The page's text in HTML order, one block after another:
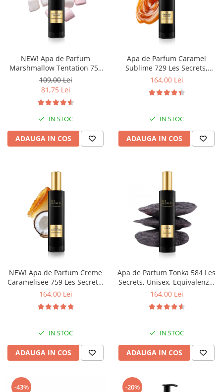
Ulei pentru barba
NEW! Apa de Parfum
Marshmallow Tentation 758
Les Secrets, Unisex, 50 ml,
Equivalenza
109,00 Lei
81,75 Lei
IN STOC
ADAUGA IN COS
Apa de Parfum Caramel
Sublime 729 Les Secrets,
Unisex, 100 ml, Equivalenza
164,00 Lei
IN STOC
ADAUGA IN COS
NEW! Apa de Parfum Creme
Caramelisee 759 Les Secrets,
Unisex, 100 ml, Equivalenza
164,00 Lei
IN STOC
ADAUGA IN COS
Apa de Parfum Tonka 584 Les
Secrets, Unisex, Equivalenza,
100 ml
164,00 Lei
IN STOC
ADAUGA IN COS
-43% -20%